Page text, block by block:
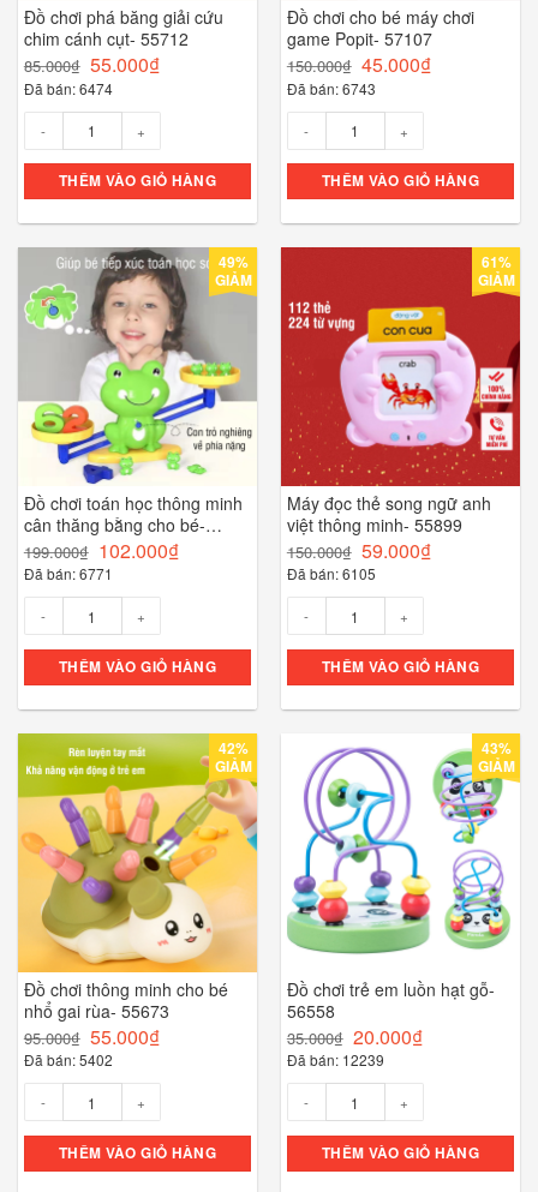
Đồ chơi phá băng giải cứu
chim cánh cụt- 55712
85.000₫ 55.000₫
Đã bán: 6474
THÊM VÀO GIỎ HÀNG
Đồ chơi cho bé máy chơi
game Popit- 57107
150.000₫ 45.000₫
Đã bán: 6743
THÊM VÀO GIỎ HÀNG
49%
GIẢM
Đồ chơi toán học thông minh
cân thăng bằng cho bé-
55694
199.000₫ 102.000₫
Đã bán: 6771
THÊM VÀO GIỎ HÀNG
61%
GIẢM
Máy đọc thẻ song ngữ anh
việt thông minh- 55899
150.000₫ 59.000₫
Đã bán: 6105
THÊM VÀO GIỎ HÀNG
42%
GIẢM
Đồ chơi thông minh cho bé
nhổ gai rùa- 55673
95.000₫ 55.000₫
Đã bán: 5402
THÊM VÀO GIỎ HÀNG
43%
GIẢM
Đồ chơi trẻ em luồn hạt gỗ-
56558
35.000₫ 20.000₫
Đã bán: 12239
THÊM VÀO GIỎ HÀNG